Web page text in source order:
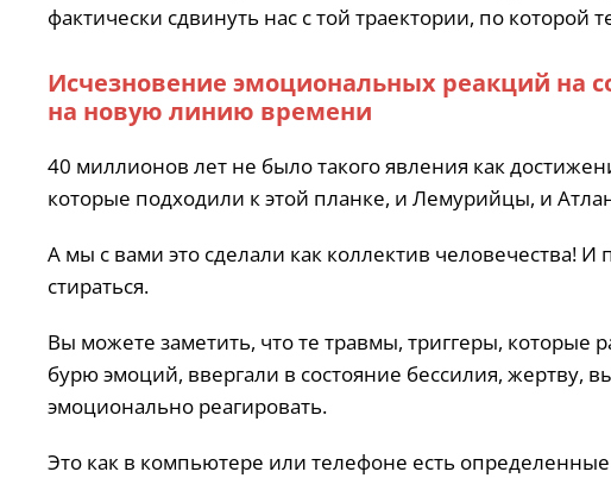
фактически сдвинуть нас с той траектории, по которой
Исчезновение эмоциональных реакций на
на новую линию времени
40 миллионов лет не было такого явления как
которые подходили к этой планке, и Лемурийцы, и
А мы с вами это сделали как коллектив человечества! И
стираться.
Вы можете заметить, что те травмы, триггеры,
бурю эмоций, ввергали в состояние бессилия, жертву,
эмоционально реагировать.
Это как в компьютере или телефоне есть